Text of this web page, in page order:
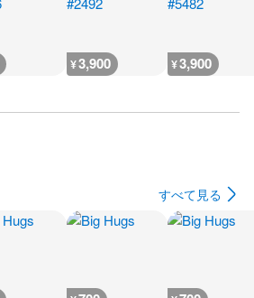
¥3,900 ¥3,900
すべて見る